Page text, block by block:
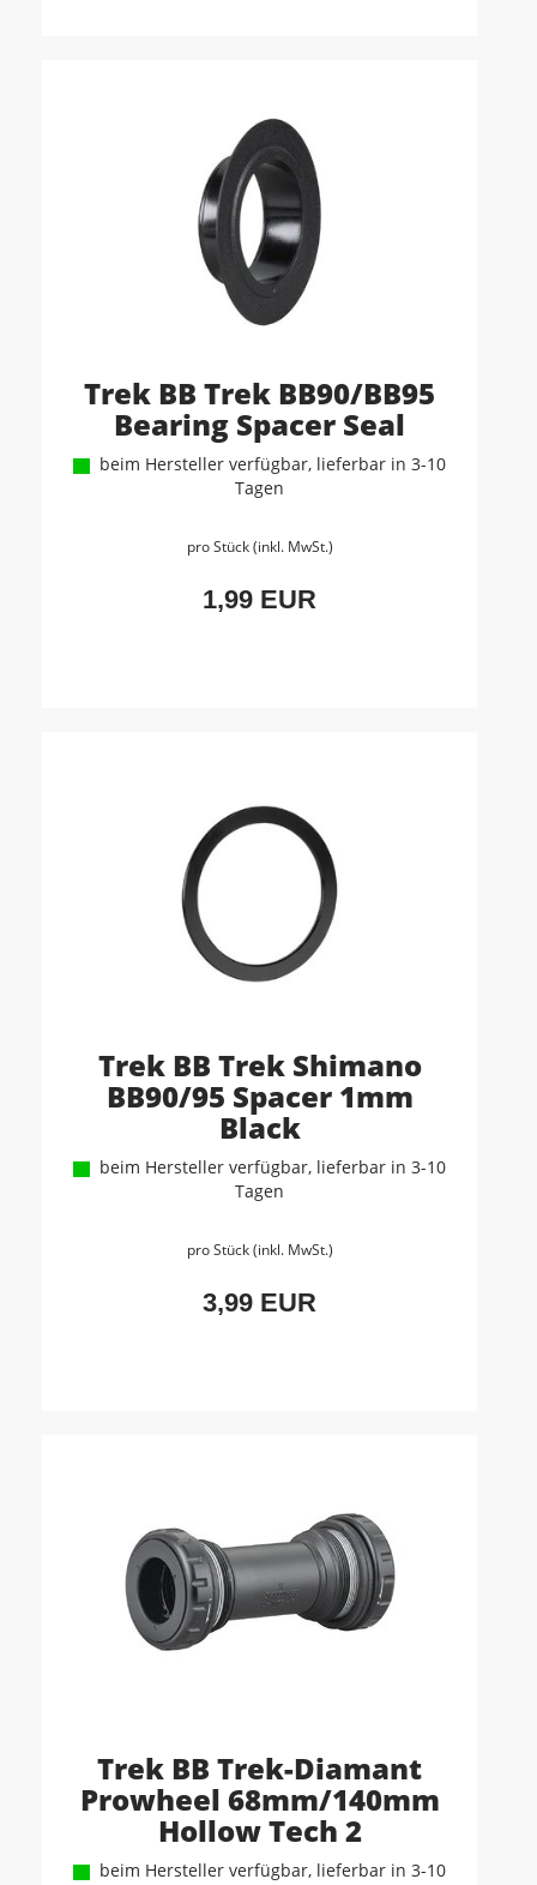
Trek BB Trek BB90/BB95
Bearing Spacer Seal
beim Hersteller verfügbar, lieferbar in 3-10
Tagen
pro Stück (inkl. MwSt.)
1,99 EUR
Trek BB Trek Shimano
BB90/95 Spacer 1mm
Black
beim Hersteller verfügbar, lieferbar in 3-10
Tagen
pro Stück (inkl. MwSt.)
3,99 EUR
Trek BB Trek-Diamant
Prowheel 68mm/140mm
Hollow Tech 2
beim Hersteller verfügbar, lieferbar in 3-10